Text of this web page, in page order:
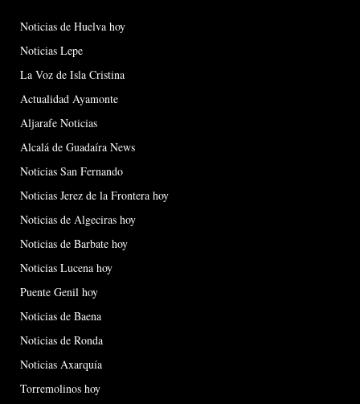
Noticias de Huelva hoy
Noticias Lepe
La Voz de Isla Cristina
Actualidad Ayamonte
Aljarafe Noticias
Alcalá de Guadaíra News
Noticias San Fernando
Noticias Jerez de la Frontera hoy
Noticias de Algeciras hoy
Noticias de Barbate hoy
Noticias Lucena hoy
Puente Genil hoy
Noticias de Baena
Noticias de Ronda
Noticias Axarquía
Torremolinos hoy